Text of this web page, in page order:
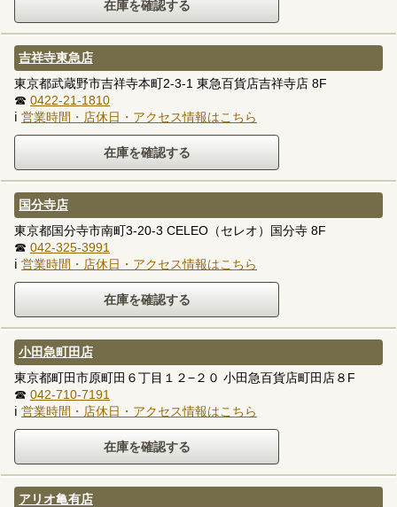
吉祥寺東急店
東京都武蔵野市吉祥寺本町2-3-1 東急百貨店吉祥寺店 8F
☎ 0422-21-1810
ℹ 営業時間・店休日・アクセス情報はこちら
国分寺店
東京都国分寺市南町3-20-3 CELEO（セレオ）国分寺 8F
☎ 042-325-3991
ℹ 営業時間・店休日・アクセス情報はこちら
小田急町田店
東京都町田市原町田６丁目１２−２０ 小田急百貨店町田店８F
☎ 042-710-7191
ℹ 営業時間・店休日・アクセス情報はこちら
アリオ亀有店